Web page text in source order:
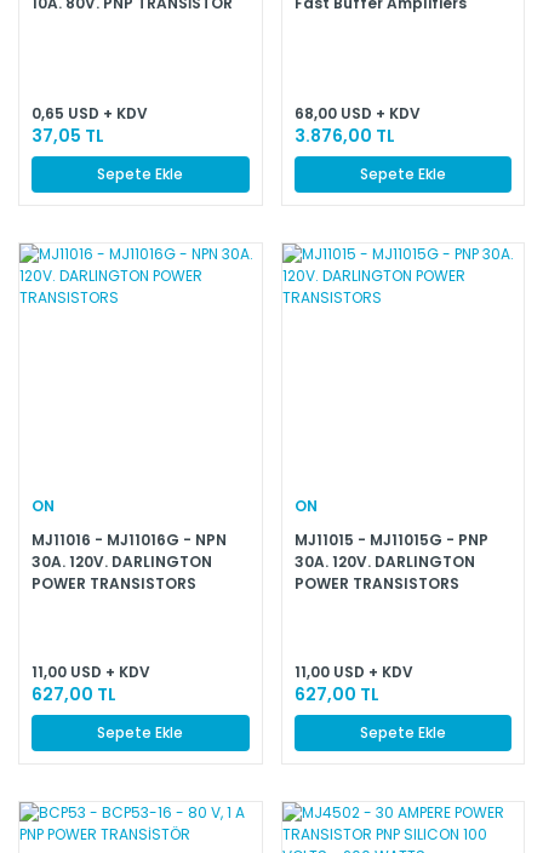
0,65 USD + KDV
37,05 TL
Sepete Ekle
68,00 USD + KDV
3.876,00 TL
Sepete Ekle
ON
MJ11016 - MJ11016G - NPN
30A. 120V. DARLINGTON
POWER TRANSISTORS
11,00 USD + KDV
627,00 TL
Sepete Ekle
ON
MJ11015 - MJ11015G - PNP
30A. 120V. DARLINGTON
POWER TRANSISTORS
11,00 USD + KDV
627,00 TL
Sepete Ekle